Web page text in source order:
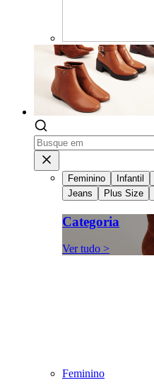
Feminino Infantil
Jeans
Plus Size
Categoria
Ver tudo >
Feminino